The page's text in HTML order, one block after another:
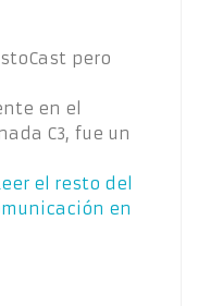
pero
en el
C3, fue un
el resto del
en